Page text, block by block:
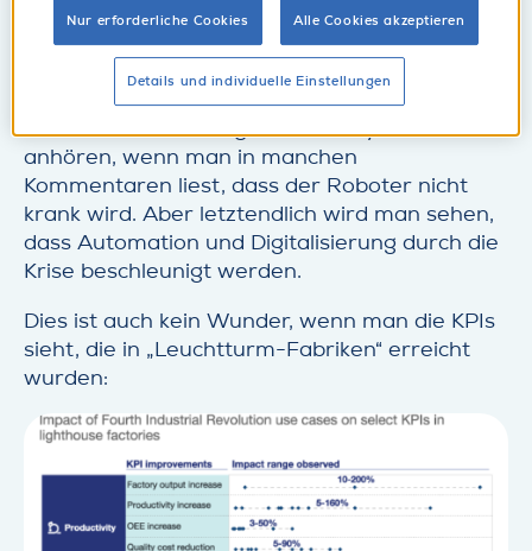
Produktion durch den Wegfall von menschlich
Arbeitskraft sind, so denken viele
Unternehmen aktuell daran, wie durch
Automation diese Anfälligkeit verringert
anhören, wenn man in manchen
Kommentaren liest, dass der Roboter nicht
krank wird. Aber letztendlich wird man sehen,
dass Automation und Digitalisierung durch die
Krise beschleunigt werden.
Dies ist auch kein Wunder, wenn man die KPIs
sieht, die in „Leuchtturm-Fabriken“ erreicht
wurden:
Nur erforderliche Cookies Alle Cookies akzeptieren
Details und individuelle Einstellungen